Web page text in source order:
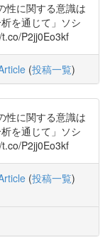
性に関する意識は
を通じて」ソシ
P2jj0Eo3kf
(投稿一覧)
性に関する意識は
を通じて」ソシ
P2jj0Eo3kf
(投稿一覧)